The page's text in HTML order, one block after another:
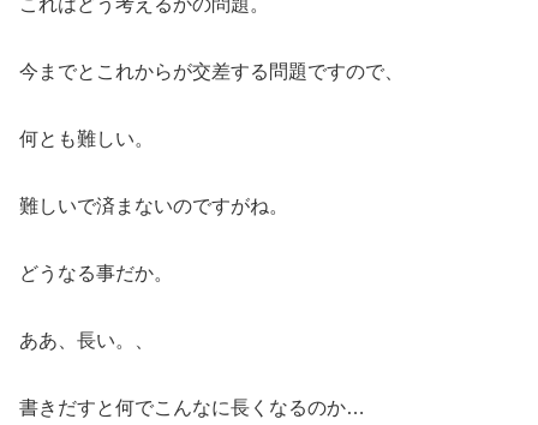
今までとこれからが交差する問題ですので、
何とも難しい。
難しいで済まないのですがね。
どうなる事だか。
ああ、長い。、
書きだすと何でこんなに長くなるのか…